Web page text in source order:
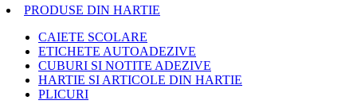
PRODUSE DIN HARTIE
CAIETE SCOLARE
ETICHETE AUTOADEZIVE
CUBURI SI NOTITE ADEZIVE
HARTIE SI ARTICOLE DIN HARTIE
PLICURI